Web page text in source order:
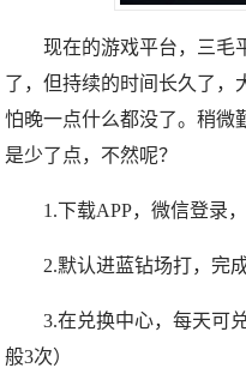
现在的游戏平台，三毛
了，但持续的时间长久了，
怕晚一点什么都没了。稍微
是少了点，不然呢？
1.下载APP，微信登录
2.默认进蓝钻场打，完
3.在兑换中心，每天可
般3次）